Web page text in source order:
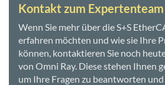
Kontakt zum
Wenn Sie mehr über die S+S
erfahren möchten und wie sie Ihre
können, kontaktieren Sie noch
von Omni Ray. Diese stehen Ihnen
um Ihre Fragen zu beantworten